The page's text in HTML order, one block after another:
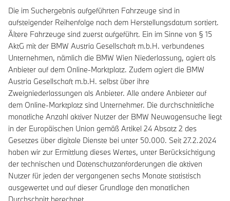
Die im Suchergebnis aufgeführten Fahrzeuge sind in
aufsteigender Reihenfolge nach dem Herstellungsdatum sortiert.
Ältere Fahrzeuge sind zuerst aufgeführt. Ein im Sinne von § 15
AktG mit der BMW Austria Gesellschaft m.b.H. verbundenes
Unternehmen, nämlich die BMW Wien Niederlassung, agiert als
Anbieter auf dem Online-Marktplatz. Zudem agiert die BMW
Austria Gesellschaft m.b.H. selbst über ihre
Zweigniederlassungen als Anbieter. Alle andere Anbieter auf
dem Online-Marktplatz sind Unternehmer. Die durchschnittliche
monatliche Anzahl aktiver Nutzer der BMW Neuwagensuche liegt
in der Europäischen Union gemäß Artikel 24 Absatz 2 des
Gesetzes über digitale Dienste bei unter 50.000. Seit 27.2.2024
haben wir zur Ermittlung dieses Wertes, unter Berücksichtigung
der technischen und Datenschutzanforderungen die aktiven
Nutzer für jeden der vergangenen sechs Monate statistisch
ausgewertet und auf dieser Grundlage den monatlichen